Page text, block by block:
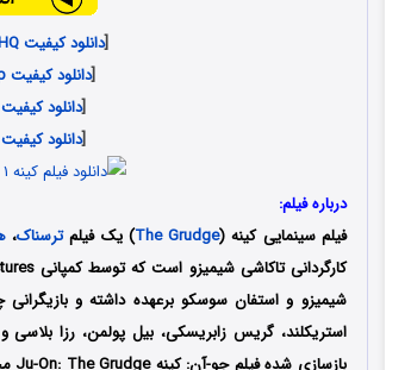
[دانلود کیفیت 1080p HQ با حجم 2.04 گیگابایت
[دانلود کیفیت 1080p با حجم 1.48 گیگابایت
[دانلود کیفیت 720p با حجم 775 مگابایت
[دانلود کیفیت 480p با حجم 559 مگابایت
درباره فیلم:
فیلم سینمایی کینه (The Grudge) یک فیلمترسناک،
شیمیزو و استفان سوسکو برعهده داشته و
استریکلند، گریس زابریسکی، بیل پولمن، رزا